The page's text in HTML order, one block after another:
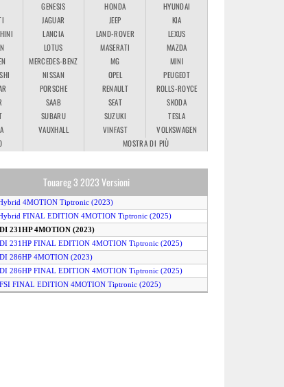
GENESIS HONDA
HYUNDAI
JAGUAR JEEP
KIA
LANCIA LAND-ROVER
LEXUS
LOTUS MASERATI
MAZDA
MERCEDES-BENZ MG
MINI
NISSAN OPEL
PEUGEOT
PORSCHE RENAULT
ROLLS-ROYCE
SAAB SEAT
SKODA
SUBARU SUZUKI
TESLA
VAUXHALL VINFAST
VOLKSWAGEN
MOSTRA DI PIÙ
Touareg 3 2023 Versioni
4MOTION Tiptronic (2023)
FINAL EDITION 4MOTION Tiptronic (2025)
231HP 4MOTION (2023)
231HP FINAL EDITION 4MOTION Tiptronic (2025)
286HP 4MOTION (2023)
286HP FINAL EDITION 4MOTION Tiptronic (2025)
FINAL EDITION 4MOTION Tiptronic (2025)